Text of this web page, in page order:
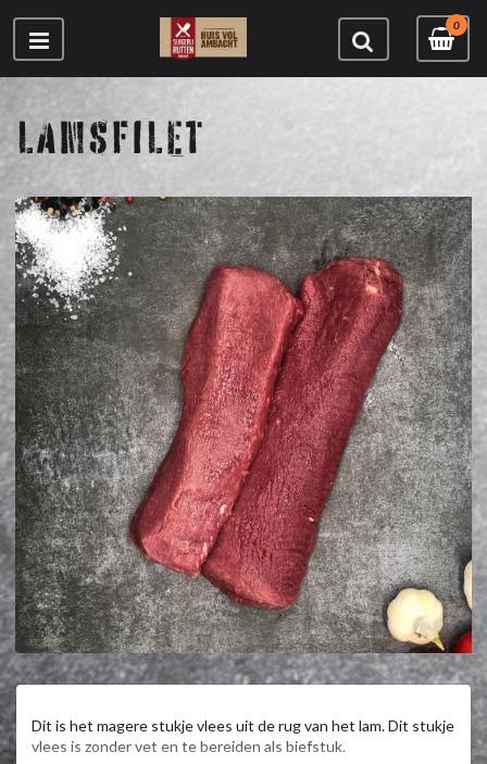
0
LAMSFILET
Dit is het magere stukje vlees uit de rug van het lam. Dit stukje
vlees is zonder vet en te bereiden als biefstuk.